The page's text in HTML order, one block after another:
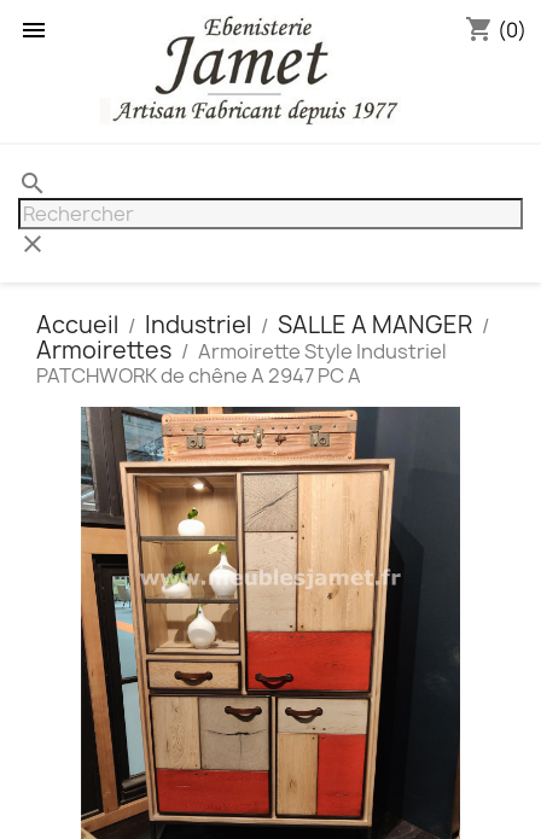
 shopping_cart (0)
search
clear
Accueil Industriel
SALLE A MANGER
Armoirettes
Armoirette Style Industriel
PATCHWORK de chêne A 2947 PC A